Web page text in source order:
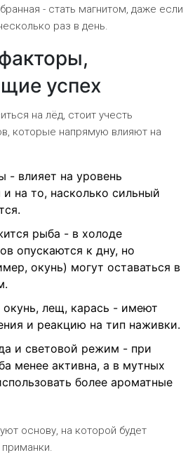
- стать магнитом, даже если
раз в день.
успех
на лёд, стоит учесть
которые напрямую влияют на
- влияет на уровень
на то, насколько сильный
рыба - в холоде
опускаются к дну, но
окунь) могут оставаться в
лещ, карась - имеют
и реакцию на тип наживки.
и световой режим - при
менее активна, а в мутных
более ароматные
основу, на которой будет